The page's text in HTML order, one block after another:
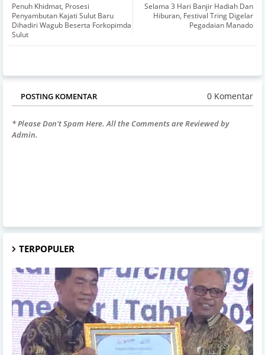
Selama 3 Hari Banjir Hadiah Dan
Hiburan, Festival Tring Digelar
Pegadaian Manado
Penuh Khidmat, Prosesi
Penyambutan Kajati Sulut Baru
Dihadiri Wagub Beserta Forkopimda
Sulut
POSTING KOMENTAR 0 Komentar
* Please Don't Spam Here. All the Comments are Reviewed by
Admin.
TERPOPULER